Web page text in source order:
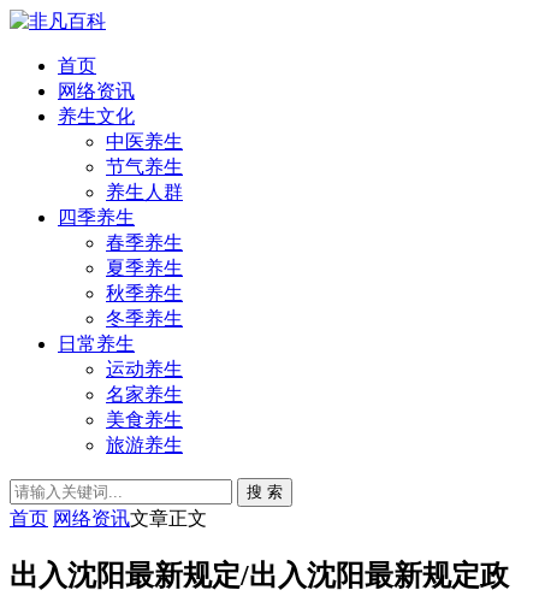
首页
网络资讯
养生文化
中医养生
节气养生
养生人群
四季养生
春季养生
夏季养生
秋季养生
冬季养生
日常养生
运动养生
名家养生
美食养生
旅游养生
搜 索
首页 网络资讯文章正文
出入沈阳最新规定/出入沈阳最新规定政